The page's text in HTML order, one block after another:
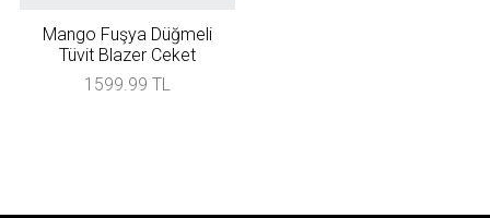
Mango Fuşya Düğmeli
Tüvit Blazer Ceket
1599.99 TL